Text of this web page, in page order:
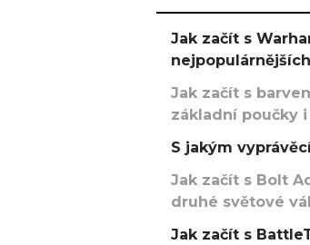
Jak začít s
Jak začít s
základní poučky
S jakým
Jak začít s Bolt
druhé světové
Jak začít s